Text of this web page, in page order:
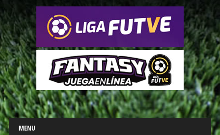
Main menu
Skip
MENU